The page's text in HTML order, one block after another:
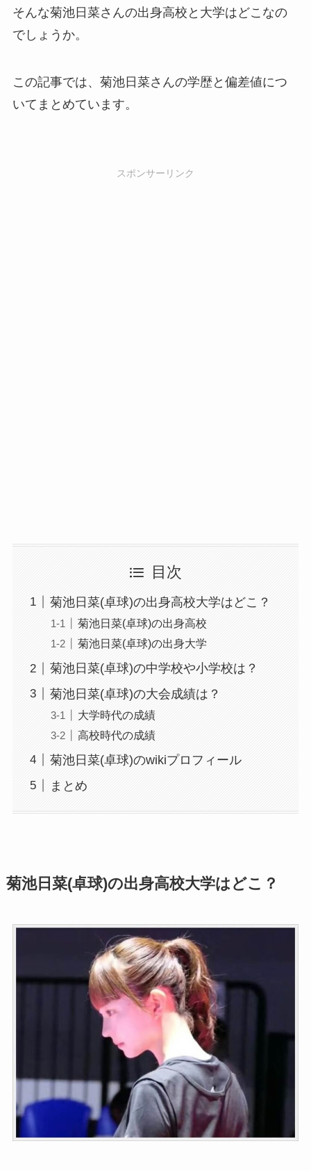
そんな菊池日菜さんの出身高校と大学はどこなの
でしょうか。
この記事では、菊池日菜さんの学歴と偏差値につ
いてまとめています。
スポンサーリンク
目次
菊池日菜(卓球)の出身高校大学はどこ？
菊池日菜(卓球)の出身高校
菊池日菜(卓球)の出身大学
菊池日菜(卓球)の中学校や小学校は？
菊池日菜(卓球)の大会成績は？
大学時代の成績
高校時代の成績
菊池日菜(卓球)のwikiプロフィール
まとめ
菊池日菜(卓球)の出身高校大学はどこ？